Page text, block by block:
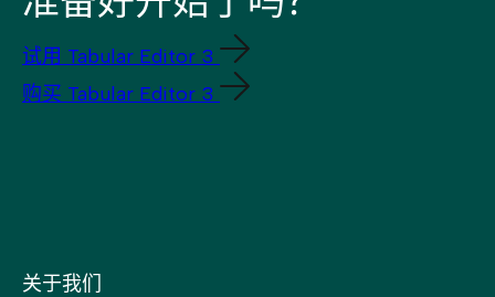
试用 Tabular Editor 3
购买 Tabular Editor 3
关于我们